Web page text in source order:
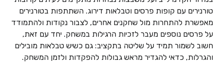
טורנירים עם קופות פרסים וטבלאות דירוג. השתתפות בטורנירים
מאפשרת להתחרות מול שחקנים אחרים, לצבור נקודות ולהתמודד
על פרסים נוספים מעבר לזכיות הרגילות במשחק. יחד עם זאת,
חשוב לשמור תמיד על שליטה בתקציב: גם כשיש טבלאות מובילים
והגרלות, כדאי להגדיר מראש גבולות להפקדות ולזמן המשחק.